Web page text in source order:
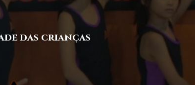
das crianças